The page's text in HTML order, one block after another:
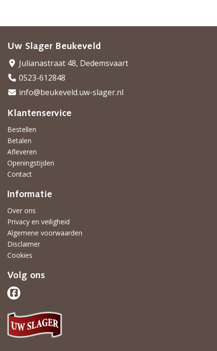
Uw Slager Beukeveld
Julianastraat 48, Dedemsvaart
0523-612848
info@beukeveld.uw-slager.nl
Klantenservice
Bestellen
Betalen
Afleveren
Openingstijden
Contact
Informatie
Over ons
Privacy en veiligheid
Algemene voorwaarden
Disclaimer
Cookies
Volg ons